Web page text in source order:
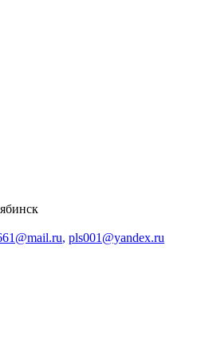
, pls001@yandex.ru